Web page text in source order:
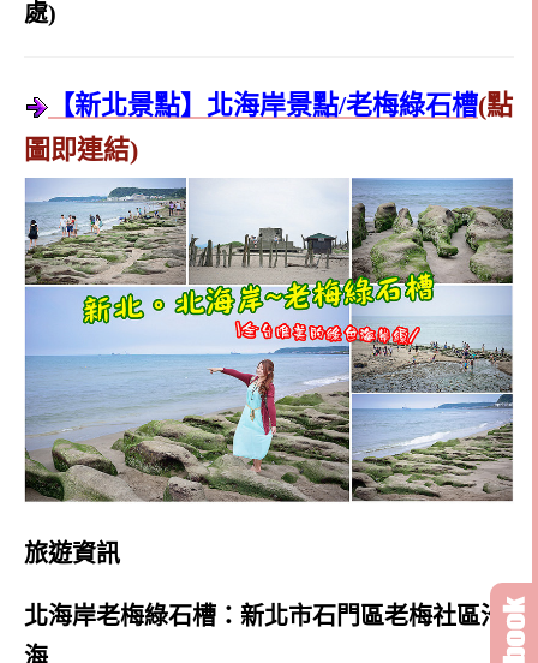
處)
【新北景點】北海岸景點/老梅綠石槽(點
圖即連結)
旅遊資訊
北海岸老梅綠石槽：新北市石門區老梅社區沿
海